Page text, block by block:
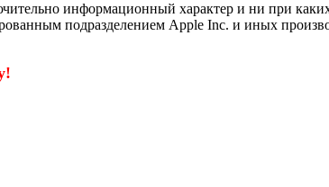
информационный характер и ни при
подразделением Apple Inc. и иных